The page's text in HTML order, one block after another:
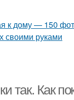
так. Как